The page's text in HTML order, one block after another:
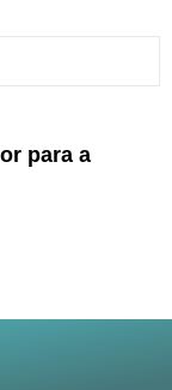
para a